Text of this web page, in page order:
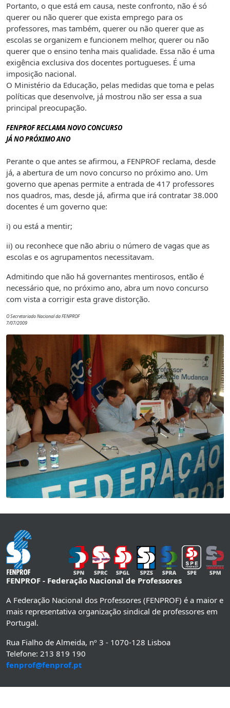
Portanto, o que está em causa, neste confronto, não é só
querer ou não querer que exista emprego para os
professores, mas também, querer ou não querer que as
escolas se organizem e funcionem melhor, querer ou não
querer que o ensino tenha mais qualidade. Essa não é uma
exigência exclusiva dos docentes portugueses. É uma
imposição nacional.
O Ministério da Educação, pelas medidas que toma e pelas
políticas que desenvolve, já mostrou não ser essa a sua
principal preocupação.
FENPROF RECLAMA NOVO CONCURSO
JÁ NO PRÓXIMO ANO
Perante o que antes se afirmou, a FENPROF reclama, desde
já, a abertura de um novo concurso no próximo ano. Um
governo que apenas permite a entrada de 417 professores
nos quadros, mas, desde já, afirma que irá contratar 38.000
docentes é um governo que:
i) ou está a mentir;
ii) ou reconhece que não abriu o número de vagas que as
escolas e os agrupamentos necessitavam.
Admitindo que não há governantes mentirosos, então é
necessário que, no próximo ano, abra um novo concurso
com vista a corrigir esta grave distorção.
O Secretariado Nacional da FENPROF
7/07/2009
FENPROF - Federação Nacional de Professores
A Federação Nacional dos Professores (FENPROF) é a maior e
mais representativa organização sindical de professores em
Portugal.
Rua Fialho de Almeida, nº 3 - 1070-128 Lisboa
Telefone: 213 819 190
fenprof@fenprof.pt